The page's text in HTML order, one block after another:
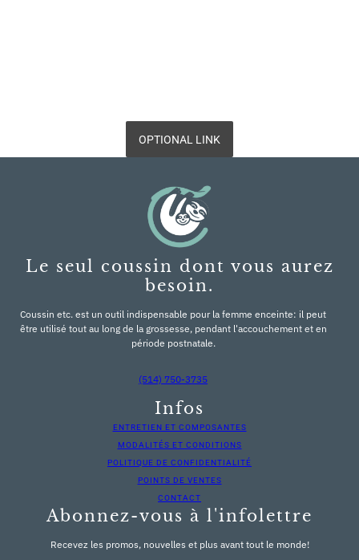
OPTIONAL LINK
Le seul coussin dont vous aurez
besoin.
Coussin etc. est un outil indispensable pour la femme enceinte: il peut
être utilisé tout au long de la grossesse, pendant l'accouchement et en
période postnatale.
(514) 750-3735
Infos
ENTRETIEN ET COMPOSANTES
MODALITÉS ET CONDITIONS
POLITIQUE DE CONFIDENTIALITÉ
POINTS DE VENTES
CONTACT
Abonnez-vous à l'infolettre
Recevez les promos, nouvelles et plus avant tout le monde!